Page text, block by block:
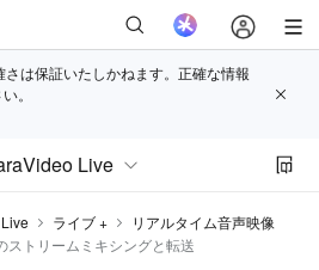
は保証いたしかねます。正確な情報
。
Live
ライブ +
リアルタイム音声映像
ストリームミキシングと転送